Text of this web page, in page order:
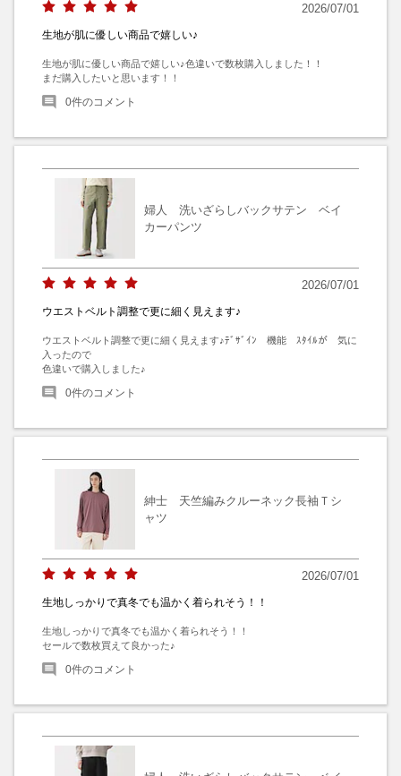
2026/07/01
生地が肌に優しい商品で嬉しい♪
生地が肌に優しい商品で嬉しい♪色違いで数枚購入しました！！
まだ購入したいと思います！！
0件のコメント
婦人 洗いざらしバックサテン ベイ
カーパンツ
2026/07/01
ウエストベルト調整で更に細く見えます♪
ウエストベルト調整で更に細く見えます♪ﾃﾞｻﾞｲﾝ　機能　ｽﾀｲﾙが　気に
入ったので
色違いで購入しました♪
0件のコメント
紳士 天竺編みクルーネック長袖Ｔシ
ャツ
2026/07/01
生地しっかりで真冬でも温かく着られそう！！
生地しっかりで真冬でも温かく着られそう！！
セールで数枚買えて良かった♪
0件のコメント